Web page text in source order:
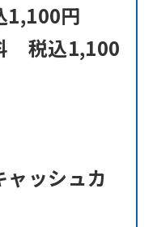
1,100円
税込1,100
ャッシュカ